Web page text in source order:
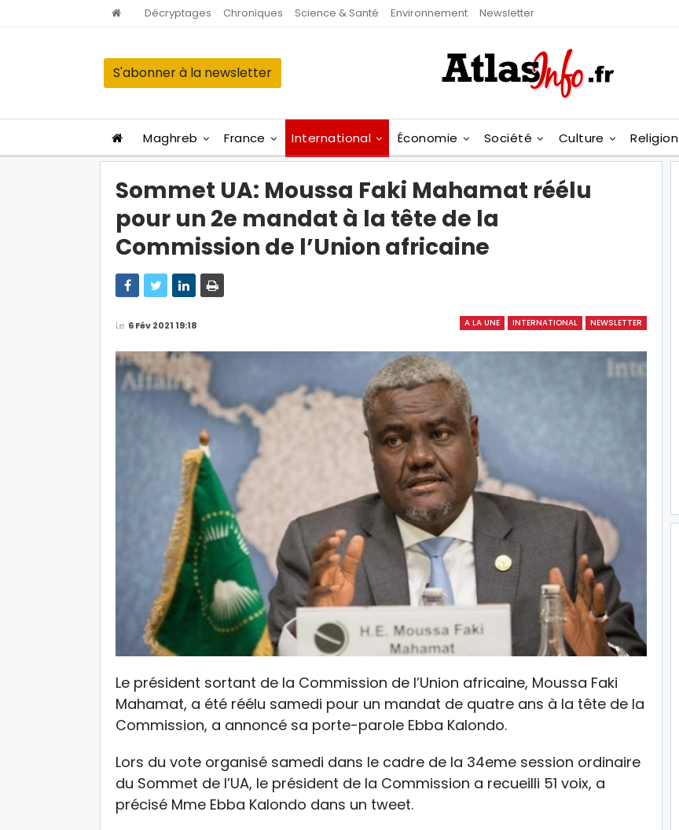
Décryptages Chroniques Science & Santé Environnement Newsletter
S'abonner à la newsletter
Maghreb France International Économie Société Culture Religion
Sommet UA: Moussa Faki Mahamat réélu
pour un 2e mandat à la tête de la
Commission de l’Union africaine
A LA UNE INTERNATIONAL NEWSLETTER
Le 6 Fév 2021 19:18
Le président sortant de la Commission de l’Union africaine, Moussa Faki
Mahamat, a été réélu samedi pour un mandat de quatre ans à la tête de la
Commission, a annoncé sa porte-parole Ebba Kalondo.
Lors du vote organisé samedi dans le cadre de la 34eme session ordinaire
du Sommet de l’UA, le président de la Commission a recueilli 51 voix, a
précisé Mme Ebba Kalondo dans un tweet.